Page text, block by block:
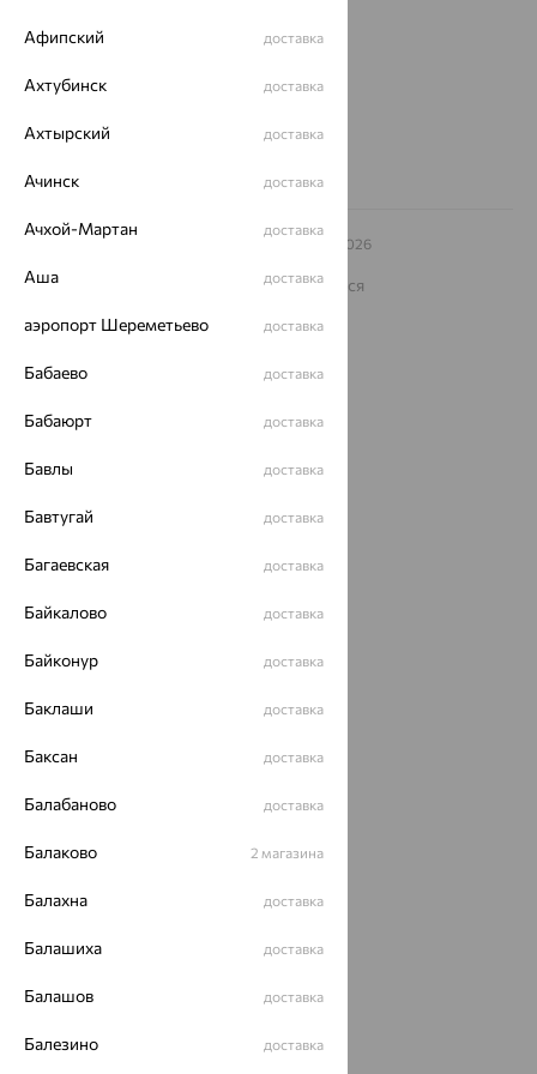
8 (800) 250-02-30
© ООО «Ювелирный дом «Кристалл»,
– 2026
На информационном ресурсе применяются
ОГРН 1044800168379
Афипский доставка
Ахтубинск доставка
Ахтырский доставка
Ачинск доставка
Ачхой-Мартан доставка
Аша доставка
аэропорт Шереметьево доставка
Бабаево доставка
Бабаюрт доставка
Бавлы доставка
Бавтугай доставка
Багаевская доставка
Байкалово доставка
Байконур доставка
Баклаши доставка
Баксан доставка
Балабаново доставка
Балаково 2 магазина
Балахна доставка
Балашиха доставка
Балашов доставка
Балезино доставка